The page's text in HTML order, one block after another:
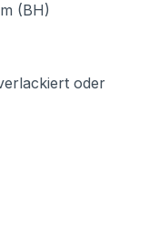
(BH)
oder